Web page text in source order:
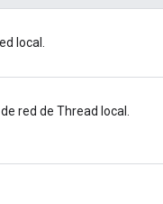
local.
red de Thread local.